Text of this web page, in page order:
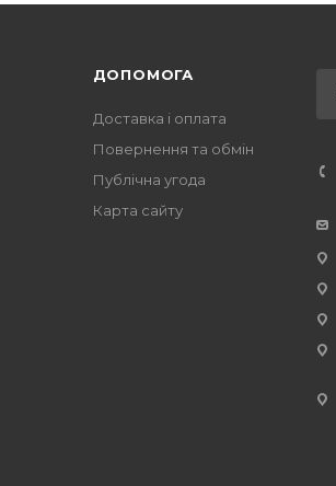
ДОПОМОГА
Доставка і оплата
Повернення та обмін
Публічна угода
Карта сайту